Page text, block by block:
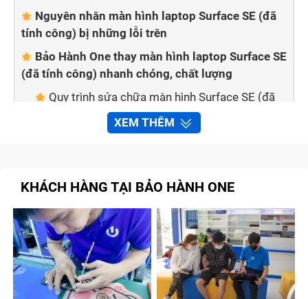
Nguyên nhân màn hình laptop Surface SE (đã
tính công) bị những lỗi trên
Bảo Hành One thay màn hình laptop Surface SE
(đã tính công) nhanh chóng, chất lượng
Quy trình sửa chữa màn hình Surface SE (đã
tính công) tại trung tâm Bảo Hành One
Cam kết với khách hàng khi thay, sửa chữa
Tạm kết
Dấu hiệu nhận biết màn hình laptop
Surface SE (đã tính công) cần được
sửa chữa
XEM THÊM
KHÁCH HÀNG TẠI BẢO HÀNH ONE